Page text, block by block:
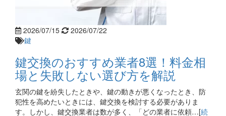
2026/07/15
2026/07/22
鍵
鍵交換のおすすめ業者8選！料金相
場と失敗しない選び方を解説
玄関の鍵を紛失したときや、鍵の動きが悪くなったとき、防
犯性を高めたいときには、鍵交換を検討する必要がありま
す。しかし、鍵交換業者は数が多く、「どの業者に依頼…[続